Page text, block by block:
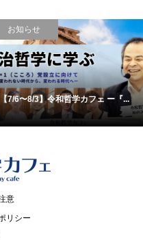
お知らせ
【7/6〜8/3】令和哲学カフェ ー『...
意
リシー